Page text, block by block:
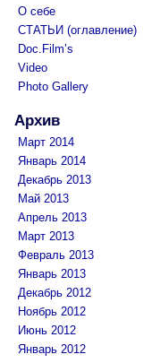
О себе
СТАТЬИ (оглавление)
Doc.Film’s
Video
Photo Gallery
Архив
Март 2014
Январь 2014
Декабрь 2013
Май 2013
Апрель 2013
Март 2013
Февраль 2013
Январь 2013
Декабрь 2012
Ноябрь 2012
Июнь 2012
Январь 2012